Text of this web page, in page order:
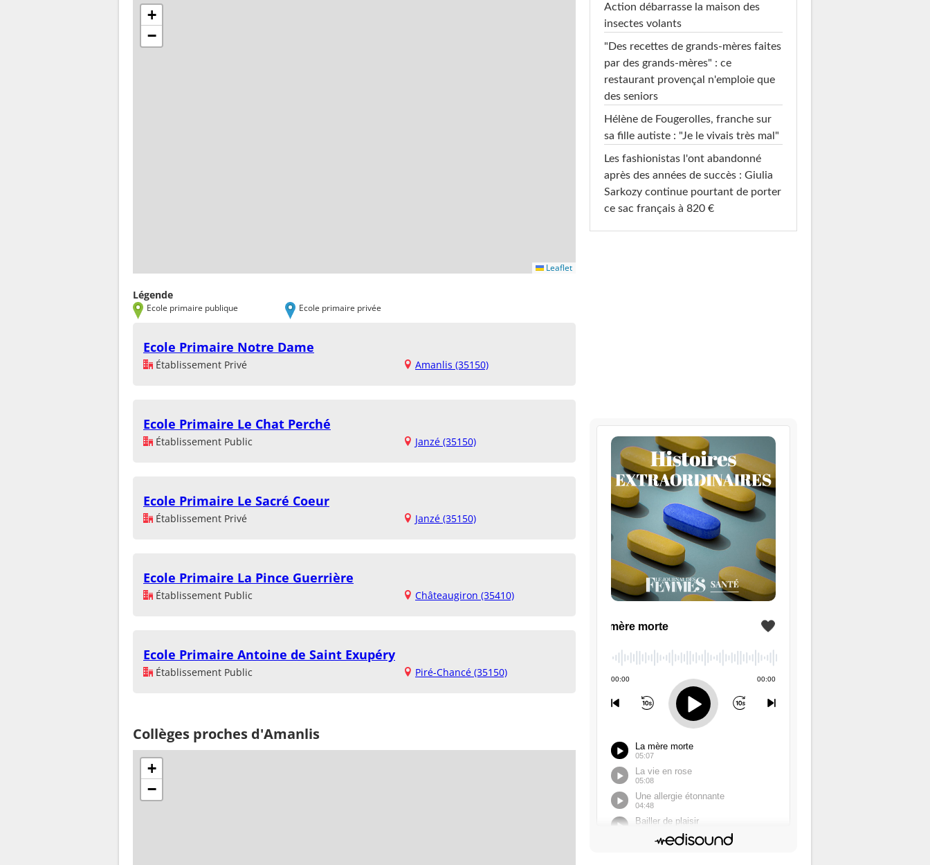
+
−
Leaflet
Légende
Ecole primaire publique Ecole primaire privée
Ecole Primaire Notre Dame
Établissement Privé Amanlis (35150)
Ecole Primaire Le Chat Perché
Établissement Public Janzé (35150)
Ecole Primaire Le Sacré Coeur
Établissement Privé Janzé (35150)
Ecole Primaire La Pince Guerrière
Établissement Public Châteaugiron (35410)
Ecole Primaire Antoine de Saint Exupéry
Établissement Public Piré-Chancé (35150)
Collèges proches d'Amanlis
+
−
Action débarrasse la maison des
insectes volants
"Des recettes de grands-mères faites
par des grands-mères" : ce
restaurant provençal n'emploie que
des seniors
Hélène de Fougerolles, franche sur
sa fille autiste : "Je le vivais très mal"
Les fashionistas l'ont abandonné
après des années de succès : Giulia
Sarkozy continue pourtant de porter
ce sac français à 820 €